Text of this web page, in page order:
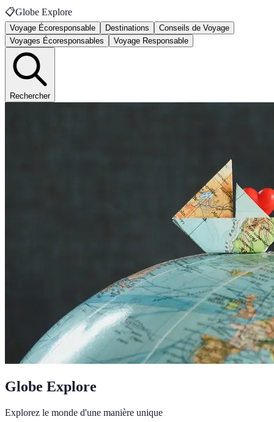
📋Globe Explore
Voyage Écoresponsable Destinations
Conseils de Voyage
Voyages Écoresponsables
Voyage Responsable
Rechercher
Globe Explore
Explorez le monde d'une manière unique